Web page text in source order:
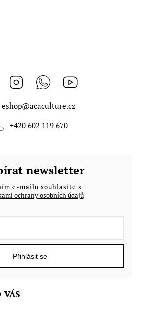
Facebook Instagram Whatsapp
eshop@acaculture.cz
+420 602 119 670
newsletter
e-mailu souhlasíte s
ochrany osobních údajů
Přihlásit se
VÁS